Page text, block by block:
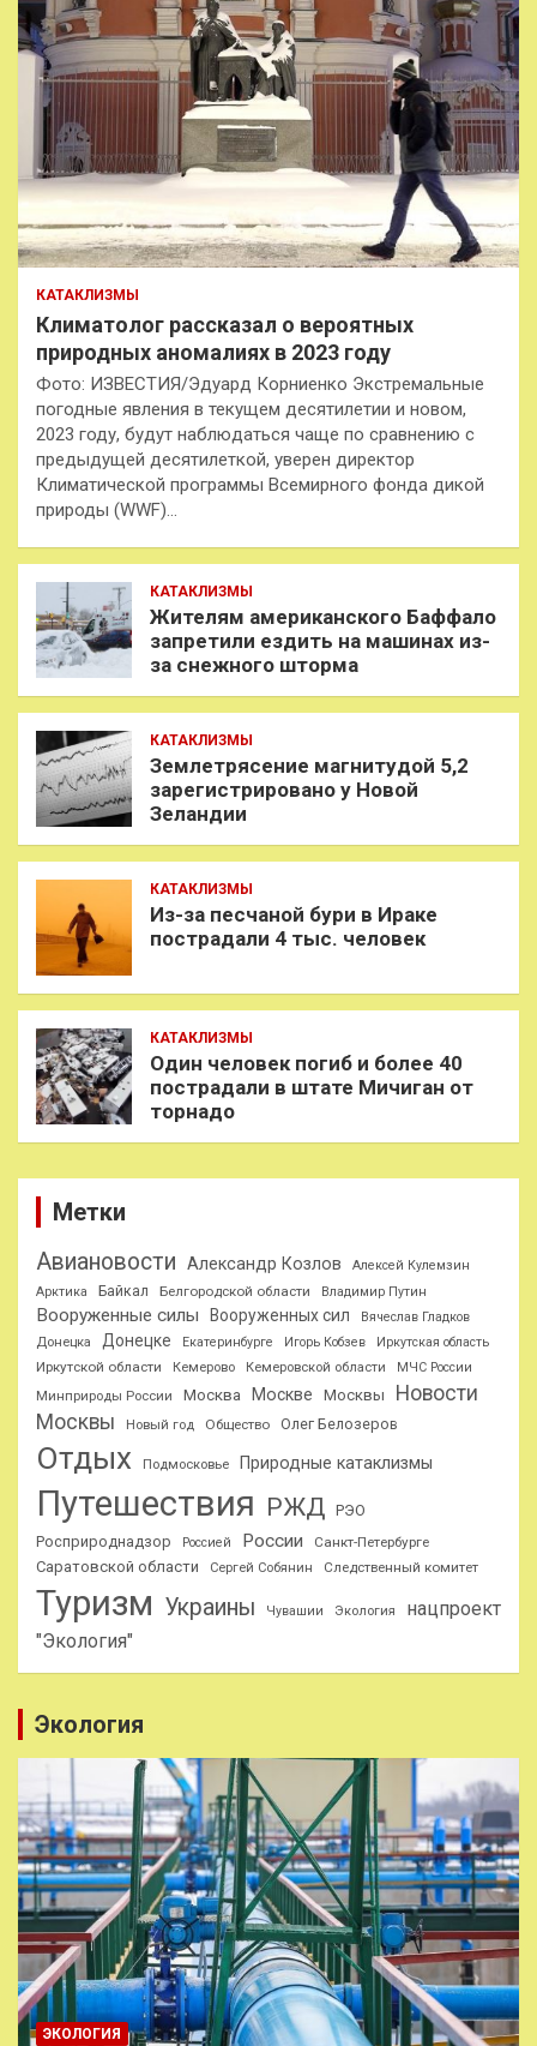
КАТАКЛИЗМЫ
Климатолог рассказал о вероятных
природных аномалиях в 2023 году
Фото: ИЗВЕСТИЯ/Эдуард Корниенко Экстремальные
погодные явления в текущем десятилетии и новом,
2023 году, будут наблюдаться чаще по сравнению с
предыдущей десятилеткой, уверен директор
Климатической программы Всемирного фонда дикой
природы (WWF)…
КАТАКЛИЗМЫ
Жителям американского Баффало
запретили ездить на машинах из-
за снежного шторма
КАТАКЛИЗМЫ
Землетрясение магнитудой 5,2
зарегистрировано у Новой
Зеландии
КАТАКЛИЗМЫ
Из-за песчаной бури в Ираке
пострадали 4 тыс. человек
КАТАКЛИЗМЫ
Один человек погиб и более 40
пострадали в штате Мичиган от
торнадо
Метки
Авиановости Александр Козлов
Алексей Кулемзин
Арктика
Байкал Белгородской области Владимир Путин
Вооруженные силы Вооруженных сил
Вячеслав Гладков
Донецка
Донецке Екатеринбурге Игорь Кобзев Иркутская область
Иркутской области Кемерово Кемеровской области
МЧС России
Минприроды России
Москва Москве Москвы
Новости
Москвы
Новый год Общество Олег Белозеров
Отдых Подмосковье Природные катаклизмы
Путешествия РЖД РЭО
Росприроднадзор
Россией России Санкт-Петербурге
Саратовской области Сергей Собянин Следственный комитет
Туризм Украины Чувашии Экология
нацпроект
"Экология"
Экология
ЭКОЛОГИЯ